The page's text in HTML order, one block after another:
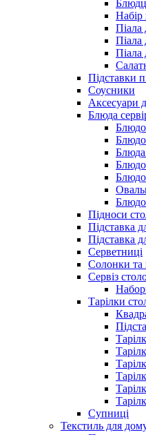
Набір
Піала
Піала
Піала
Підставки
Соусники
Аксесуари
Блюда
Блюдо
Блюда
Блюдо
Блюдо
Підноси
Підставка
Підставка
Серветниці
Солонки та
Сервіз
Тарілки
Супниці
Текстиль для